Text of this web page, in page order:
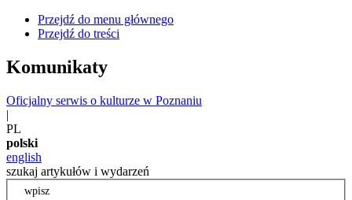
Przejdź do menu głównego
Przejdź do treści
Komunikaty
Oficjalny serwis o kulturze w Poznaniu
|
PL
polski
english
szukaj artykułów i wydarzeń
wpisz